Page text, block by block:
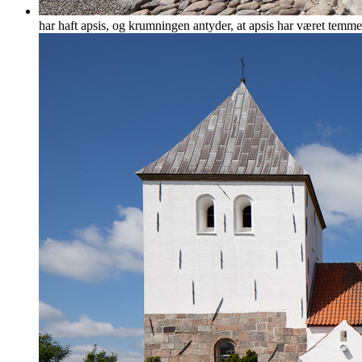
har haft apsis, og krumningen antyder, at apsis har været